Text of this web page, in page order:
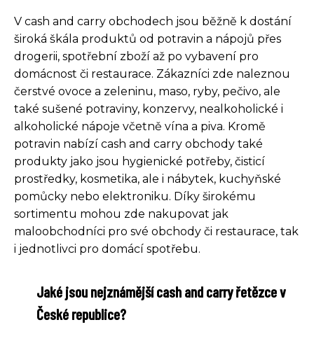
V cash and carry obchodech jsou běžně k dostání
široká škála produktů od potravin a nápojů přes
drogerii, spotřební zboží až po vybavení pro
domácnost či restaurace. Zákazníci zde naleznou
čerstvé ovoce a zeleninu, maso, ryby, pečivo, ale
také sušené potraviny, konzervy, nealkoholické i
alkoholické nápoje včetně vína a piva. Kromě
potravin nabízí cash and carry obchody také
produkty jako jsou hygienické potřeby, čisticí
prostředky, kosmetika, ale i nábytek, kuchyňské
pomůcky nebo elektroniku. Díky širokému
sortimentu mohou zde nakupovat jak
maloobchodníci pro své obchody či restaurace, tak
i jednotlivci pro domácí spotřebu.
Jaké jsou nejznámější cash and carry řetězce v
České republice?